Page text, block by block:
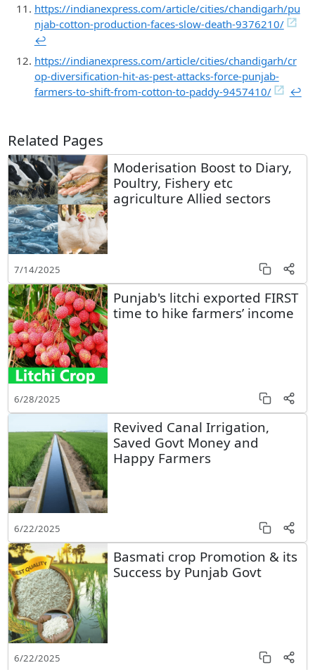
https://indianexpress.com/article/cities/chandigarh/pu
njab-cotton-production-faces-slow-death-9376210/
↩︎
https://indianexpress.com/article/cities/chandigarh/cr
op-diversification-hit-as-pest-attacks-force-punjab-
farmers-to-shift-from-cotton-to-paddy-9457410/
↩︎
Related Pages
Moderisation Boost to Diary,
Poultry, Fishery etc
agriculture Allied sectors
7/14/2025
Punjab's litchi exported FIRST
time to hike farmers’ income
6/28/2025
Revived Canal Irrigation,
Saved Govt Money and
Happy Farmers
6/22/2025
Basmati crop Promotion & its
Success by Punjab Govt
6/22/2025